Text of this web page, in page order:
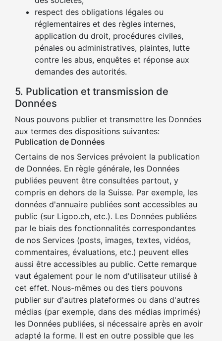
respect des obligations légales ou
réglementaires et des règles internes,
application du droit, procédures civiles,
pénales ou administratives, plaintes, lutte
contre les abus, enquêtes et réponse aux
demandes des autorités.
5. Publication et transmission de
Données
Nous pouvons publier et transmettre les Données
aux termes des dispositions suivantes:
Publication de Données
Certains de nos Services prévoient la publication
de Données. En règle générale, les Données
publiées peuvent être consultées partout, y
compris en dehors de la Suisse. Par exemple, les
données d'annuaire publiées sont accessibles au
public (sur Ligoo.ch, etc.). Les Données publiées
par le biais des fonctionnalités correspondantes
de nos Services (posts, images, textes, vidéos,
commentaires, évaluations, etc.) peuvent elles
aussi être accessibles au public. Cette remarque
vaut également pour le nom d'utilisateur utilisé à
cet effet. Nous-mêmes ou des tiers pouvons
publier sur d'autres plateformes ou dans d'autres
médias (par exemple, dans des médias imprimés)
les Données publiées, si nécessaire après en avoir
adapté la forme. Il est en outre possible que les